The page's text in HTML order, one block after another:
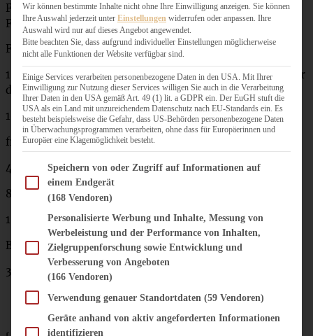
Falls Ihr wenig Zeit habt, könnt Ihr natürlich auch einen
Fertigteig verwenden.
Für 2 Pizzen benötigt Ihr:
150 g Ziegenfrischkäse (oder anderen Frischkäse, falls Ihr
den nicht mögt!)
100 g Schmand
frisch gemahlener Pfeffer
4 – 5 Scheiben Bacon
80 – 100 g geriebener Mozzarella
1 große rote Zwiebel (oder zwei kleinere)
Balsamico-Essig
3 – 4 Feigen
Wir können bestimmte Inhalte nicht ohne Ihre Einwilligung anzeigen. Sie können
Ihre Auswahl jederzeit unter Einstellungen widerrufen oder anpassen. Ihre
Auswahl wird nur auf dieses Angebot angewendet.
Bitte beachten Sie, dass aufgrund individueller Einstellungen möglicherweise
nicht alle Funktionen der Website verfügbar sind.
Einige Services verarbeiten personenbezogene Daten in den USA. Mit Ihrer
Einwilligung zur Nutzung dieser Services willigen Sie auch in die Verarbeitung
Ihrer Daten in den USA gemäß Art. 49 (1) lit. a GDPR ein. Der EuGH stuft die
USA als ein Land mit unzureichendem Datenschutz nach EU-Standards ein. Es
besteht beispielsweise die Gefahr, dass US-Behörden personenbezogene Daten
in Überwachungsprogrammen verarbeiten, ohne dass für Europäerinnen und
Europäer eine Klagemöglichkeit besteht.
Im Folgenden finden Sie eine Liste der Zwecke des IAB Transparency and Consent
Speichern von oder Zugriff auf Informationen auf
einem Endgerät
(168 Vendoren)
Personalisierte Werbung und Inhalte, Messung von
Werbeleistung und der Performance von Inhalten,
Zielgruppenforschung sowie Entwicklung und
Verbesserung von Angeboten
(166 Vendoren)
Verwendung genauer Standortdaten (59 Vendoren)
Geräte anhand von aktiv angeforderten Informationen
identifizieren